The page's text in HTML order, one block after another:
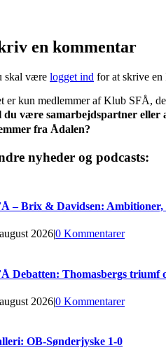
en kommentar
skal værelogget ind for at skrive en
er kun medlemmer af Klub SFÅ,
du være samarbejdspartner eller
fra Ådalen?
nyheder og podcasts:
– Brix & Davidsen: Ambitioner,
2026|0 Kommentarer
Debatten: Thomasbergs triumf
2026|0 Kommentarer
OB-Sønderjyske 1-0